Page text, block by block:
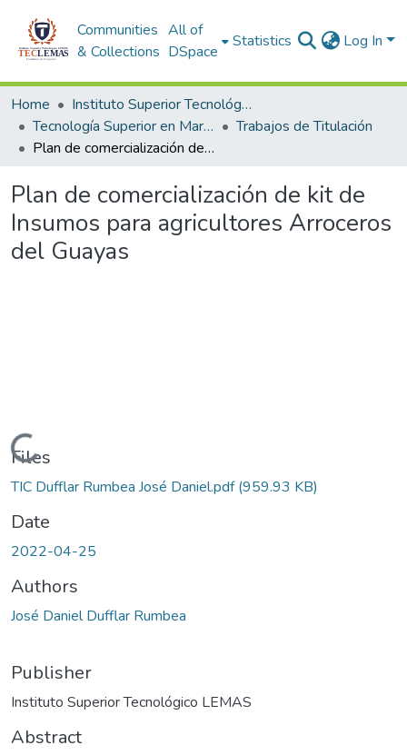
Communities
& Collections
All of
DSpace
Statistics Log In
Home
Instituto Superior Tecnológico Lemas
Tecnología Superior en Marketing
Trabajos de Titulación
Plan de comercialización de kit de Insumos para agricultores Arroceros del Guayas
Plan de comercialización de kit de
Insumos para agricultores Arroceros
del Guayas
Loading...
Files
TIC Dufflar Rumbea José Daniel.pdf(959.93 KB)
Date
2022-04-25
Authors
José Daniel Dufflar Rumbea
Publisher
Instituto Superior Tecnológico LEMAS
Abstract